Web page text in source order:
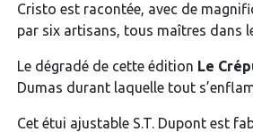
Cristo est racontée, avec de
par six artisans, tous maîtres dans
Le dégradé de cette édition Le
Dumas durant laquelle tout
Cet étui ajustable S.T. Dupont est